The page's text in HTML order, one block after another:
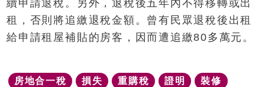
續申請退稅。另外，退稅後五年內不得移轉或出
租，否則將追繳退稅金額。曾有民眾退稅後出租
給申請租屋補貼的房客，因而遭追繳80多萬元。
房地合一稅 損失 重購稅 證明 裝修